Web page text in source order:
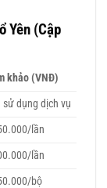
Yên (Cập
khảo (VNĐ)
dụng dịch vụ
lần
lần
bộ